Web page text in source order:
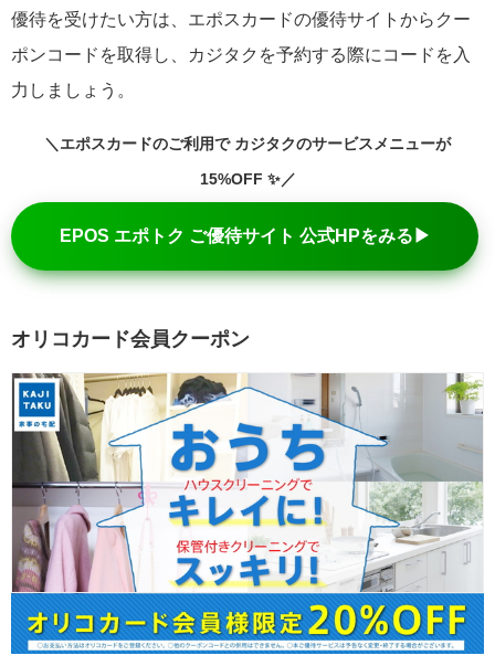
優待を受けたい方は、エポスカードの優待サイトからクー
ポンコードを取得し、カジタクを予約する際にコードを入
力しましょう。
＼エポスカードのご利用で カジタクのサービスメニューが
15%OFF ✨／
EPOS エポトク ご優待サイト 公式HPをみる▶
オリコカード会員クーポン